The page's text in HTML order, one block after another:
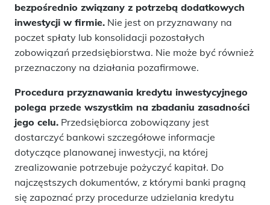
bezpośrednio związany z potrzebą dodatkowych
inwestycji w firmie. Nie jest on przyznawany na
poczet spłaty lub konsolidacji pozostałych
zobowiązań przedsiębiorstwa. Nie może być również
przeznaczony na działania pozafirmowe.
Procedura przyznawania kredytu inwestycyjnego
polega przede wszystkim na zbadaniu zasadności
jego celu. Przedsiębiorca zobowiązany jest
dostarczyć bankowi szczegółowe informacje
dotyczące planowanej inwestycji, na której
zrealizowanie potrzebuje pożyczyć kapitał. Do
najczęstszych dokumentów, z którymi banki pragną
się zapoznać przy procedurze udzielania kredytu